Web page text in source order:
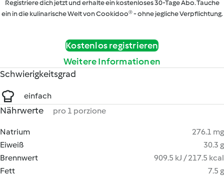
Registriere dich jetzt und erhalte ein kostenloses 30-Tage Abo. Tauche
ein in die kulinarische Welt von Cookidoo® - ohne jegliche Verpflichtung.
Kostenlos registrieren
Weitere Informationen
Schwierigkeitsgrad
einfach
Nährwerte pro 1 porzione
Natrium
276.1 mg
Eiweiß
30.3 g
Brennwert
909.5 kJ / 217.5 kcal
Fett
7.5 g